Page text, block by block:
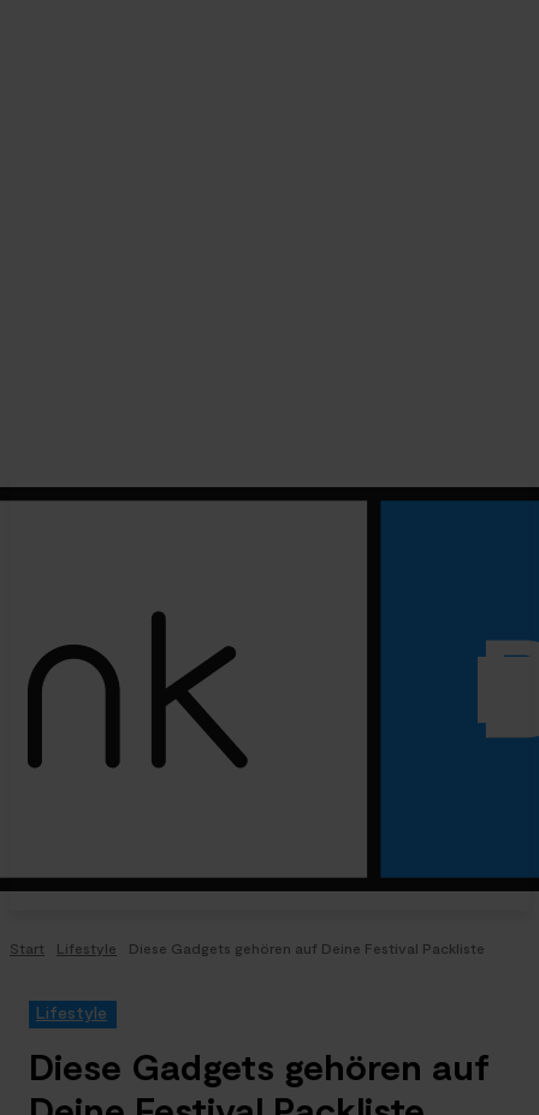
Start Lifestyle Diese Gadgets gehören auf Deine Festival Packliste
Lifestyle
Diese Gadgets gehören auf